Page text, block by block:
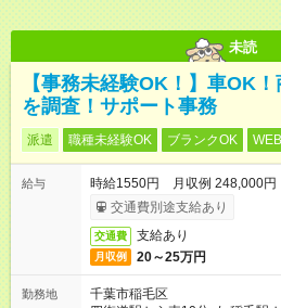
未読
【事務未経験OK！】車OK
を調査！サポート事務
派遣 職種未経験OK ブランクOK
給与
時給1550円 月収例 248,000円
交通費別途支給あり
交通費 支給あり
月収例 20～25万円
勤務地
千葉市稲毛区